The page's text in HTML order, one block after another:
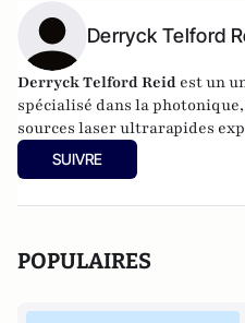
Derryck Telford
Derryck Telford Reid est un
spécialisé dans la
sources laser ultrarapides
SUIVRE
POPULAIRES